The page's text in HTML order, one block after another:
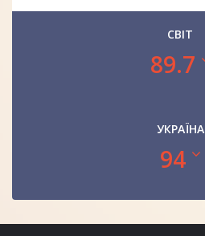
СВІТ
89.7
УКРАЇНА
94